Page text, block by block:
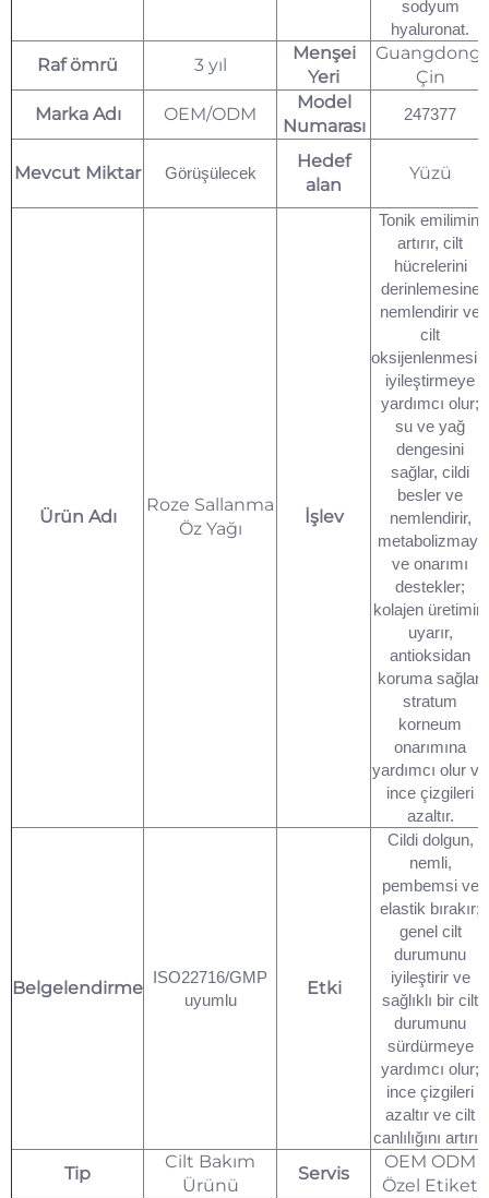
sodyum
hyaluronat.
Raf ömrü 3 yıl
Menşei
Yeri
Guangdong,
Çin
Marka Adı
OEM/ODM
Model
Numarası
247377
Mevcut Miktar Görüşülecek
Hedef
alan
Yüzü
Ürün Adı
Roze Sallanma
Öz Yağı
İşlev
Tonik emilimini
artırır, cilt
hücrelerini
derinlemesine
nemlendirir ve
cilt
oksijenlenmesini
iyileştirmeye
yardımcı olur;
su ve yağ
dengesini
sağlar, cildi
besler ve
nemlendirir,
metabolizmayı
ve onarımı
destekler;
kolajen üretimini
uyarır,
antioksidan
koruma sağlar,
stratum
korneum
onarımına
yardımcı olur ve
ince çizgileri
azaltır.
Belgelendirme
ISO22716/GMP
uyumlu
Etki
Cildi dolgun,
nemli,
pembemsi ve
elastik bırakır;
genel cilt
durumunu
iyileştirir ve
sağlıklı bir cilt
durumunu
sürdürmeye
yardımcı olur;
ince çizgileri
azaltır ve cilt
canlılığını artırır.
Tip
Cilt Bakım
Ürünü
Servis
OEM ODM
Özel Etiket